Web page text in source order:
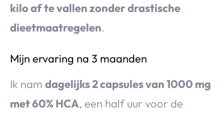
kilo af te vallen zonder drastische
dieetmaatregelen.
Mijn ervaring na 3 maanden
Ik nam dagelijks 2 capsules van 1000 mg
met 60% HCA, een half uur voor de